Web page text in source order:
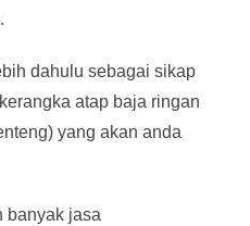
dahulu sebagai sikap
atap baja ringan
yang akan anda
banyak jasa